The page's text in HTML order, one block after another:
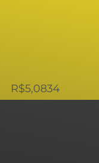
R$5,0834